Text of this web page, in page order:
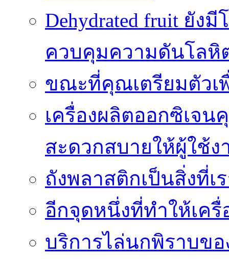
Dehydrated fruit ยัง
ควบคุมความดันโลหิ
ขณะที่คุณเตรียมตัวเ
เครื่องผลิตออกซิเจ
สะดวกสบายให้ผู้ใช้ง
ถังพลาสติกเป็นสิ่งที่
อีกจุดหนึ่งที่ทำให้เครื่
บริการไล่นกพิราบข